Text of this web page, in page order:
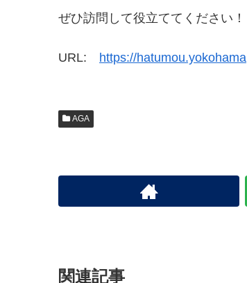
ぜひ訪問して役立ててください！
URL: https://hatumou.yokohama
AGA
関連記事